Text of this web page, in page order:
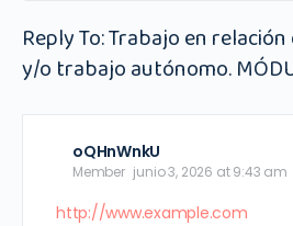
Reply To: Trabajo en
y/o trabajo autónomo.
oQHnWnkU
Member junio 3, 2026 at 9:43 am
http://www.example.com